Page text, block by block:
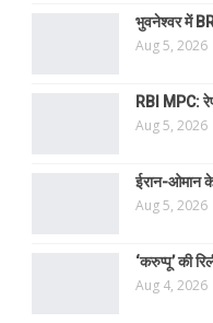
भुवनेश्वर में
Aug 5, 2026
RBI MPC:
Aug 5, 2026
ईरान-ओमान
Aug 5, 2026
‘करुप्पू’ की
Aug 4, 2026